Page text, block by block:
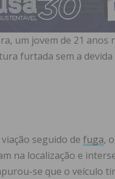
um jovem de 21
furtada sem a devida
seguido de fuga,
na localização e
se que o veículo